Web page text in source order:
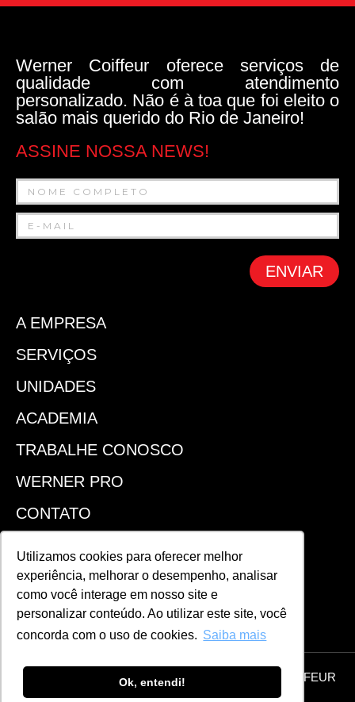
Utilizamos cookies para oferecer melhor
experiência, melhorar o desempenho, analisar
como você interage em nosso site e
personalizar conteúdo. Ao utilizar este site, você
concorda com o uso de cookies. Saiba mais
Ok, entendi!
Werner Coiffeur oferece serviços de
qualidade com atendimento
personalizado. Não é à toa que foi eleito o
salão mais querido do Rio de Janeiro!
ASSINE NOSSA NEWS!
ENVIAR
A EMPRESA
SERVIÇOS
UNIDADES
ACADEMIA
TRABALHE CONOSCO
WERNER PRO
CONTATO
ACOMPANHE!
© 2026 Todos os direitos reservados | WERNER COIFFEUR